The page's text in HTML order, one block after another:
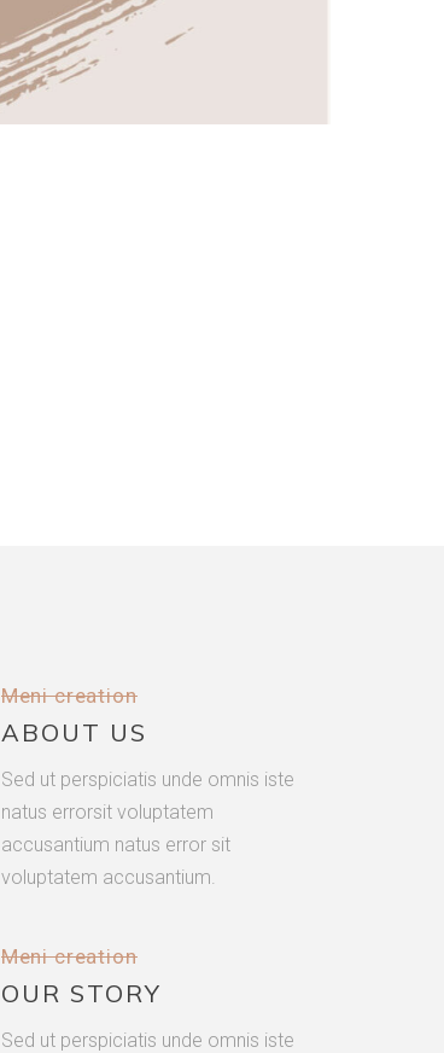
Meni creation
ABOUT US
Sed ut perspiciatis unde omnis iste
natus errorsit voluptatem
accusantium natus error sit
voluptatem accusantium.
Meni creation
OUR STORY
Sed ut perspiciatis unde omnis iste